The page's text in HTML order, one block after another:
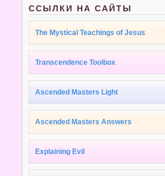
ССЫЛКИ НА САЙТЫ
The Mystical Teachings of Jesus
Transcendence Toolbox
Ascended Masters Light
Ascended Masters Answers
Explaining Evil